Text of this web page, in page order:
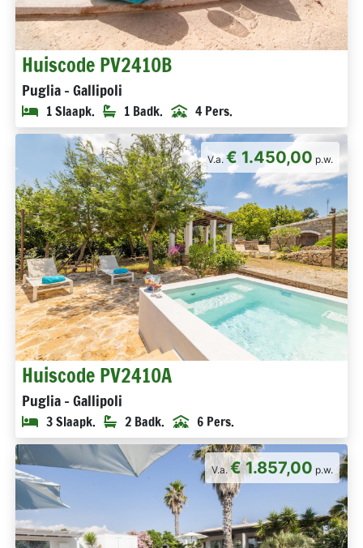
Huiscode PV2410B
Puglia - Gallipoli
1 Slaapk. 1 Badk. 4 Pers.
V.a. € 1.450,00 p.w.
Huiscode PV2410A
Puglia - Gallipoli
3 Slaapk. 2 Badk. 6 Pers.
V.a. € 1.857,00 p.w.